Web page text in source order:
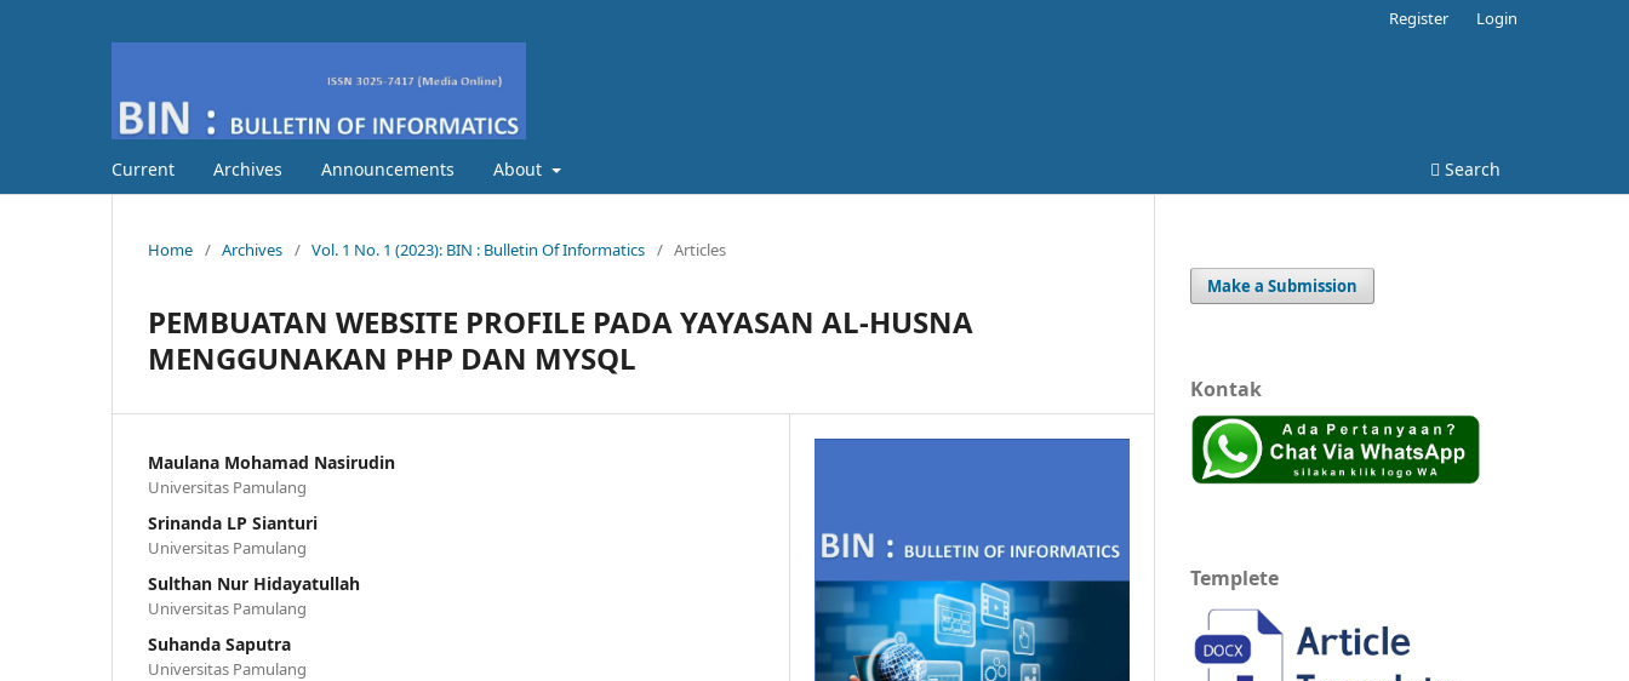
Current Archives Announcements About Search
Register Login
Home / Archives / Vol. 1 No. 1 (2023): BIN : Bulletin Of Informatics / Articles
PEMBUATAN WEBSITE PROFILE PADA YAYASAN AL-HUSNA
MENGGUNAKAN PHP DAN MYSQL
Maulana Mohamad Nasirudin
Universitas Pamulang
Srinanda LP Sianturi
Universitas Pamulang
Sulthan Nur Hidayatullah
Universitas Pamulang
Suhanda Saputra
Universitas Pamulang
Make a Submission
Kontak
Templete